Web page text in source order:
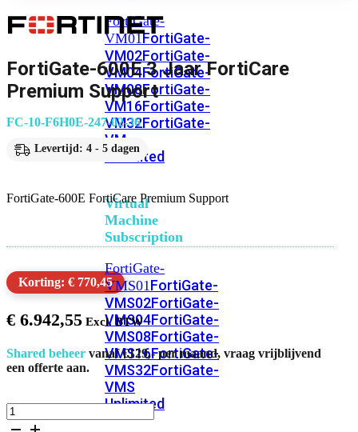
FortiGate-
VM01FortiGate-
VM02FortiGate-
VM04FortiGate-
VM08FortiGate-
VM16FortiGate-
VM32FortiGate-
VM
Unlimited
Virtual
Machine
Subscription
FortiGate-
VMS01FortiGate-
VMS02FortiGate-
VMS04FortiGate-
VMS08FortiGate-
VMS16FortiGate-
VMS32FortiGate-
VMS
Unlimited
FortiGate-600E 3 Jaar FortiCare
Premium Support
FC-10-F6H0E-247-02-36
Levertijd: 4 - 5 dagen
FortiGate-600E FortiCare Premium Support
Korting: € 770,45
€ 6.942,55
Shared beheer vanaf €129,- per maand, vraag vrijblijvend
een offerte aan.
FortiGate-
600E